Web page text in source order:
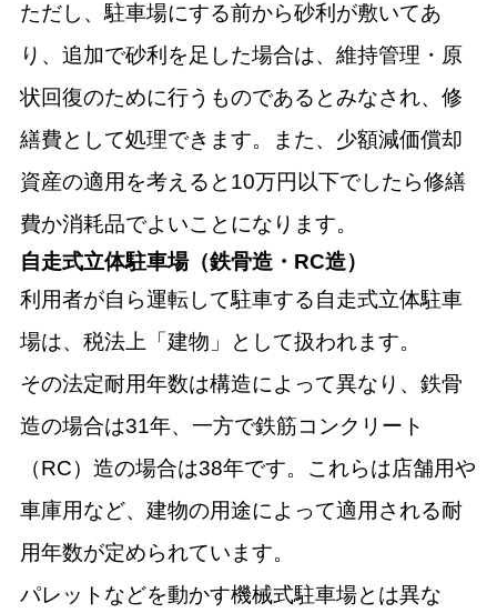
ただし、駐車場にする前から砂利が敷いてあ
り、追加で砂利を足した場合は、維持管理・原
状回復のために行うものであるとみなされ、修
繕費として処理できます。また、少額減価償却
資産の適用を考えると10万円以下でしたら修繕
費か消耗品でよいことになります。
自走式立体駐車場（鉄骨造・RC造）
利用者が自ら運転して駐車する自走式立体駐車
場は、税法上「建物」として扱われます。
その法定耐用年数は構造によって異なり、鉄骨
造の場合は31年、一方で鉄筋コンクリート
（RC）造の場合は38年です。これらは店舗用や
車庫用など、建物の用途によって適用される耐
用年数が定められています。
パレットなどを動かす機械式駐車場とは異な